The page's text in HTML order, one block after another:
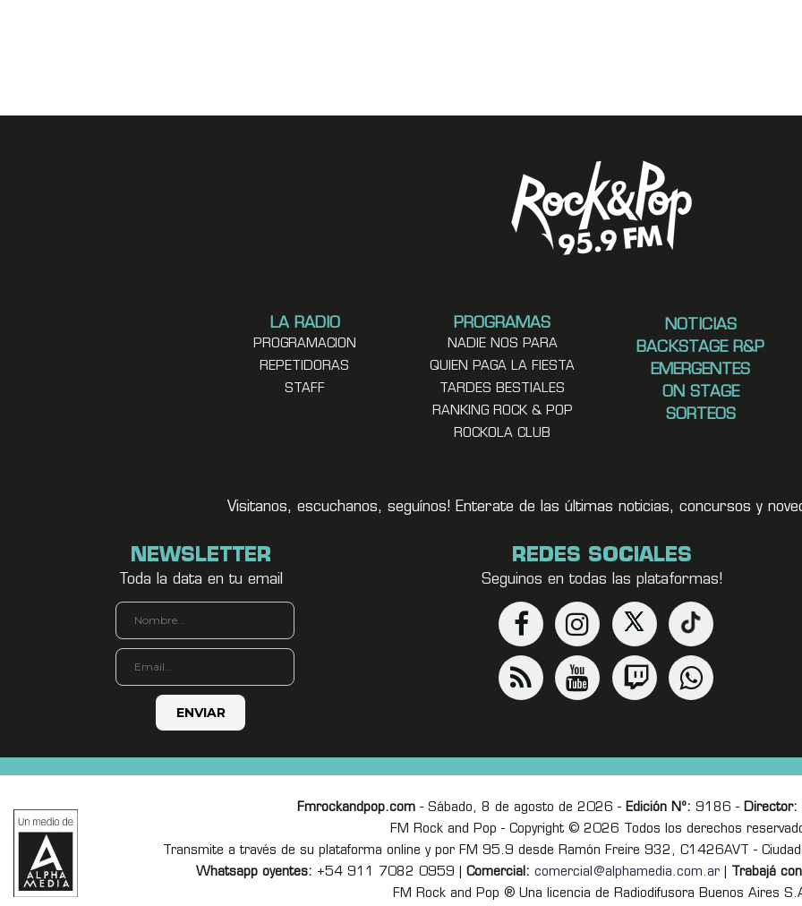
LA RADIO
PROGRAMACION
REPETIDORAS
STAFF
PROGRAMAS
NADIE NOS PARA
QUIEN PAGA LA FIESTA
TARDES BESTIALES
RANKING ROCK & POP
ROCKOLA CLUB
NOTICIAS
BACKSTAGE R&P
EMERGENTES
ON STAGE
SORTEOS
Visitanos, escuchanos, seguínos! Enterate de las últimas noticias, concursos y
NEWSLETTER
Toda la data en tu email
REDES SOCIALES
Seguinos en todas las plataformas!
Fmrockandpop.com- Sábado, 8 de agosto de 2026 - Edición Nº: 9186 - Director:
FM Rock and Pop - Copyright © 2026 Todos los derechos
Transmite a través de su plataforma online y por FM 95.9 desde Ramón Freire 932, C1426AVT -
Whatsapp oyentes: +54 911 7082 0959 | Comercial: comercial@alphamedia.com.ar| Trabajá
FM Rock and Pop ® Una licencia de Radiodifusora Buenos Aires